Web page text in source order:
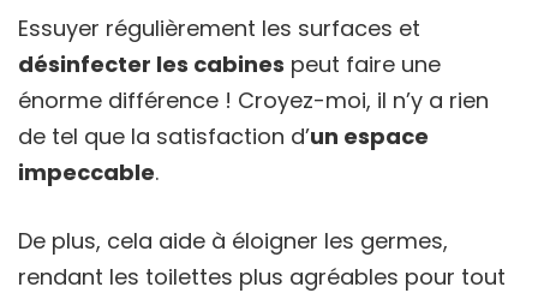
Essuyer régulièrement les surfaces et
désinfecter les cabines peut faire une
énorme différence ! Croyez-moi, il n’y a rien
de tel que la satisfaction d’un espace
impeccable.
De plus, cela aide à éloigner les germes,
rendant les toilettes plus agréables pour tout